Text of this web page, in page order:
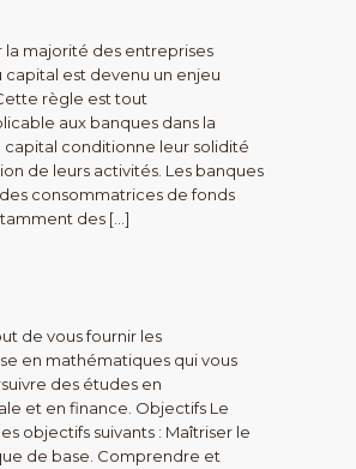
la majorité des entreprises
capital est devenu un enjeu
règle est tout
aux banques dans la
capital conditionne leur solidité
de leurs activités. Les banques
consommatrices de fonds
des […]
de vous fournir les
en mathématiques qui vous
des études en
et en finance. Objectifs Le
objectifs suivants : Maîtriser le
de base. Comprendre et